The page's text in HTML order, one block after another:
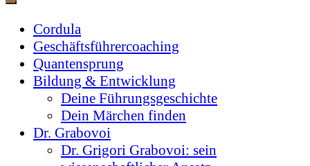
Cordula
Geschäftsführercoaching
Quantensprung
Bildung & Entwicklung
Deine Führungsgeschichte
Dein Märchen finden
Dr. Grabovoi
Dr. Grigori Grabovoi: sein